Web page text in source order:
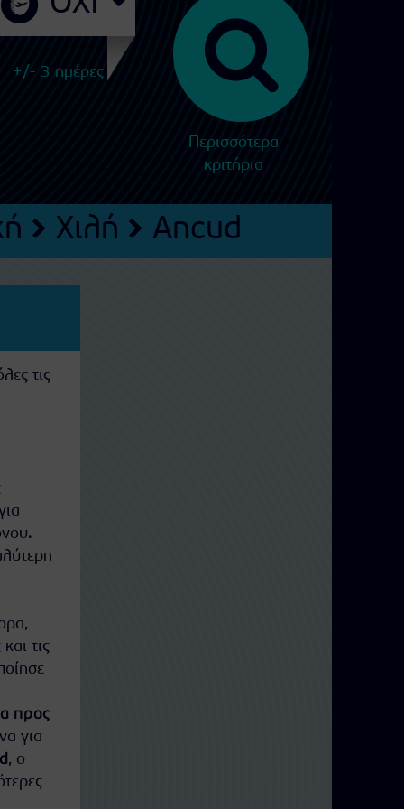
+/- 3 ημέρες
Περισσότερα
κριτήρια
Χιλή Ancud
τις
τις
προς
για
, ο